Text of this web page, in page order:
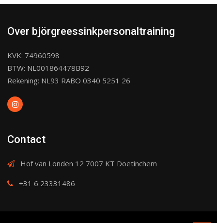
Over björgreessinkpersonaltraining
KVK: 74960598
BTW: NL001864478B92
Rekening: NL93 RABO 0340 5251 26
Contact
Hof van Londen 12 7007 KT Doetinchem
+31 6 23331486